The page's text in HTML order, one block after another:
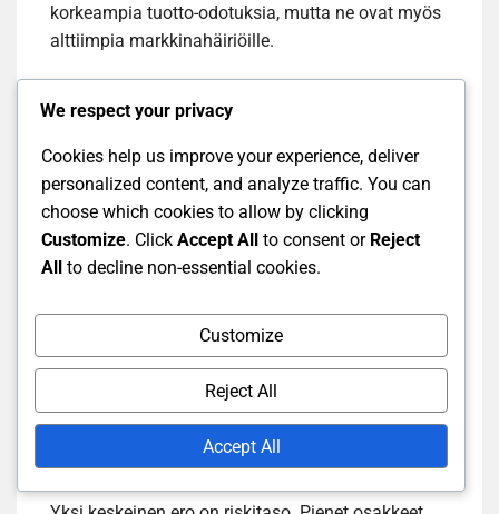
korkeampia tuotto-odotuksia, mutta ne ovat myös
alttiimpia markkinahäiriöille.
Pienet osakkeet vs. suuret
osakkeet
Pienet osakkeet, jotka usein edustavat yrityksiä,
joiden markkina-arvo on alhaisempi, voivat tarjota
pieniin osakkeisiin, voit löytää yrityksiä, jotka ovat
kasvuvaiheessa ja joilla on potentiaalia
merkittävään arvonnousuun. Suuret osakkeet,
kuten tunnetut pörssiyhtiöt, tarjoavat yleensä
vakaampia tuottoja, mutta niiden kasvupotentiaali
on usein rajallisempi.
We respect your privacy
Cookies help us improve your experience, deliver
personalized content, and analyze traffic. You can
choose which cookies to allow by clicking
Customize. Click Accept All to consent or Reject
All to decline non-essential cookies.
Customize
Reject All
Accept All